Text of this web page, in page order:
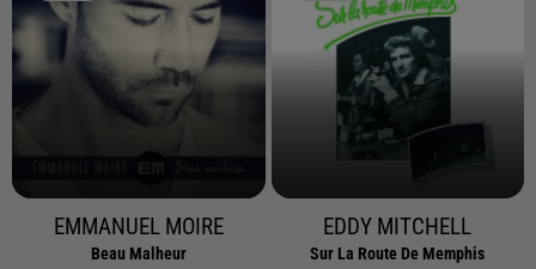
EMMANUEL MOIRE
Beau Malheur
EDDY MITCHELL
Sur La Route De Memphis